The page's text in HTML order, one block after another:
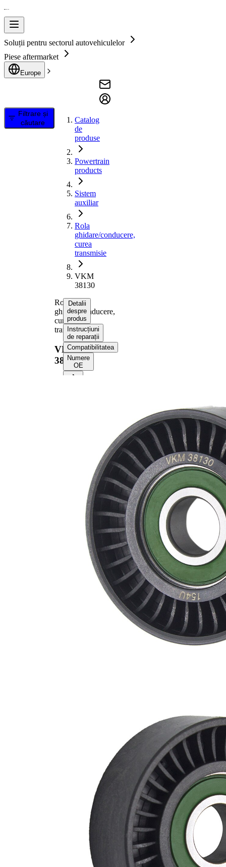
Soluții pentru sectorul autovehiculelor
Piese aftermarket
Europe
Filtrare și
căutare
Catalog
de
produse
Powertrain
products
Sistem
auxiliar
Rola
ghidare/conducere,
curea
transmisie
VKM
38130
Rola
ghidare/conducere,
curea
transmisie
VKM
38130
Detalii
despre
produs
Instrucțiuni
de reparații
Compatibilitatea
Numere
OE
22 mm